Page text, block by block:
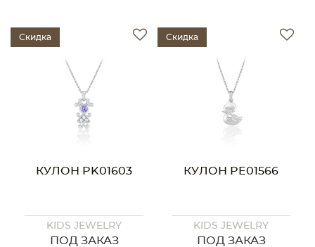
Скидка
КУЛОН PK01603
KIDS JEWELRY
ПОД ЗАКАЗ
Скидка
КУЛОН PE01566
KIDS JEWELRY
ПОД ЗАКАЗ